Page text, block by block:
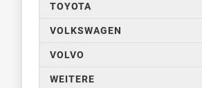
TOYOTA
VOLKSWAGEN
VOLVO
WEITERE